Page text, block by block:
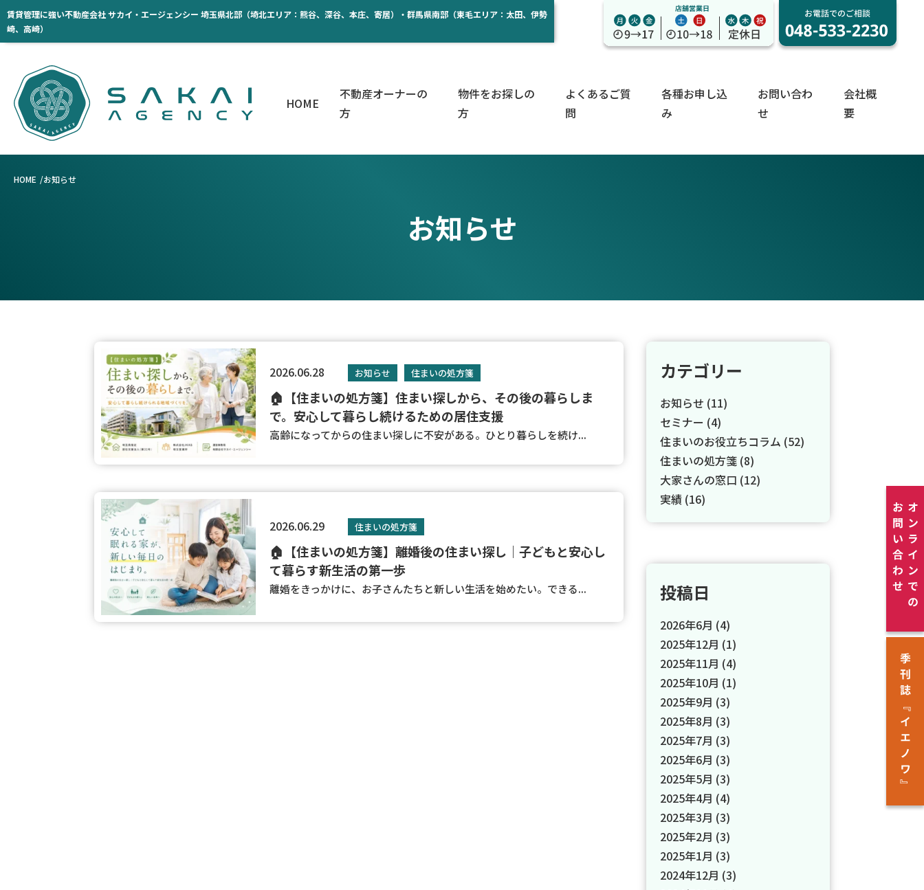
賃貸管理に強い不動産会社 サカイ・エージェンシー 埼玉県北部（埼北エリア：熊谷、深谷、本庄、寄居）・群馬県南部（東毛エリア：太田、伊勢
崎、高崎）
HOME
不動産オーナーの
方
物件をお探しの
方
よくあるご質
問
各種お申し込
み
お問い合わ
せ
会社概
要
お知らせ
HOME お知らせ
2026.06.28 お知らせ 住まいの処方箋
🏠【住まいの処方箋】住まい探しから、その後の暮らしま
で。安心して暮らし続けるための居住支援
高齢になってからの住まい探しに不安がある。ひとり暮らしを続け...
2026.06.29 住まいの処方箋
🏠【住まいの処方箋】離婚後の住まい探し｜子どもと安心し
て暮らす新生活の第一歩
離婚をきっかけに、お子さんたちと新しい生活を始めたい。できる...
カテゴリー
お知らせ (11)
セミナー (4)
住まいのお役立ちコラム (52)
住まいの処方箋 (8)
大家さんの窓口 (12)
実績 (16)
投稿日
2026年6月 (4)
2025年12月 (1)
2025年11月 (4)
2025年10月 (1)
2025年9月 (3)
2025年8月 (3)
2025年7月 (3)
2025年6月 (3)
2025年5月 (3)
2025年4月 (4)
2025年3月 (3)
2025年2月 (3)
2025年1月 (3)
2024年12月 (3)